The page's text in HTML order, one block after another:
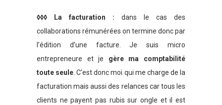
◊◊◊ La facturation : dans le cas des
collaborations rémunérées on termine donc par
l’édition d’une facture. Je suis micro
entrepreneure et je gère ma comptabilité
toute seule. C’est donc moi qui me charge de la
facturation mais aussi des relances car tous les
clients ne payent pas rubis sur ongle et il est